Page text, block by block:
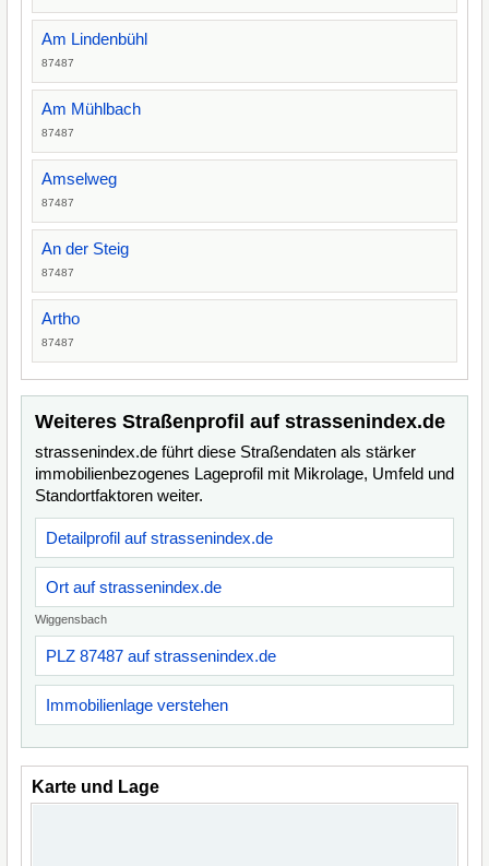
Am Lindenbühl
87487
Am Mühlbach
87487
Amselweg
87487
An der Steig
87487
Artho
87487
Weiteres Straßenprofil auf strassenindex.de
strassenindex.de führt diese Straßendaten als stärker
immobilienbezogenes Lageprofil mit Mikrolage, Umfeld und
Standortfaktoren weiter.
Detailprofil auf strassenindex.de
Ort auf strassenindex.de
Wiggensbach
PLZ 87487 auf strassenindex.de
Immobilienlage verstehen
Karte und Lage